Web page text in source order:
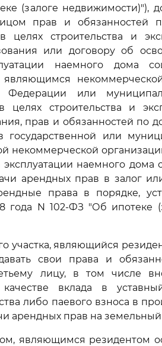
(залоге недвижимости)"),
прав и обязанностей
целях строительства и
или договору об
наемного дома
являющимся
Федерации или
целях строительства и
прав и обязанностей по
государственной или
некоммерческой
эксплуатации наемного дома
арендных прав в залог
права в порядке,
года N 102-ФЗ "Об ипотеке
участка, являющийся
свои права и
лицу, в том числе
вклада в
либо паевого взноса в
арендных прав на земельный
являющимся резидентом